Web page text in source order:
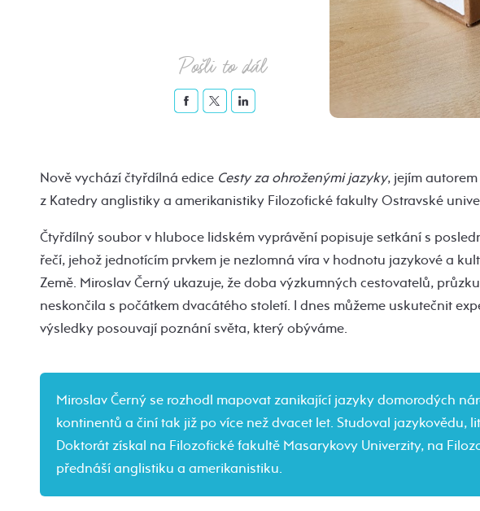
Pošli to dál
Nově vychází čtyřdílná edice Cesty za ohroženými jazyky, jejím
z Katedry anglistiky a amerikanistiky Filozofické fakulty Ostravské
Čtyřdílný soubor v hluboce lidském vyprávění popisuje setkání s
řečí, jehož jednotícím prvkem je nezlomná víra v hodnotu jazykové a
Země. Miroslav Černý ukazuje, že doba výzkumných cestovatelů,
neskončila s počátkem dvacátého století. I dnes můžeme uskutečnit
výsledky posouvají poznání světa, který obýváme.
Miroslav Černý se rozhodl mapovat zanikající jazyky domorodých
kontinentů a činí tak již po více než dvacet let. Studoval jazykovědu,
Doktorát získal na Filozofické fakultě Masarykovy Univerzity, na
přednáší anglistiku a amerikanistiku.